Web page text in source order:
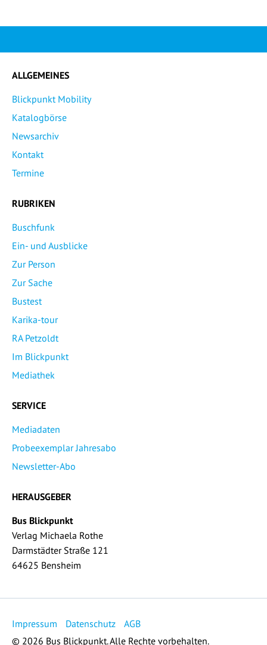
ALLGEMEINES
Blickpunkt Mobility
Katalogbörse
Newsarchiv
Kontakt
Termine
RUBRIKEN
Buschfunk
Ein- und Ausblicke
Zur Person
Zur Sache
Bustest
Karika-tour
RA Petzoldt
Im Blickpunkt
Mediathek
SERVICE
Mediadaten
Probeexemplar Jahresabo
Newsletter-Abo
HERAUSGEBER
Bus Blickpunkt
Verlag Michaela Rothe
Darmstädter Straße 121
64625 Bensheim
Impressum Datenschutz
AGB
© 2026 Bus Blickpunkt. Alle Rechte vorbehalten.